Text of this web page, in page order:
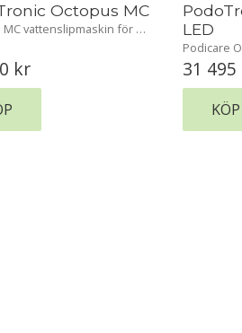
Octopus MC
MC vattenslipmaskin för
kr
LED
Podicare
färgdisplay
procent.
31 495
KÖP